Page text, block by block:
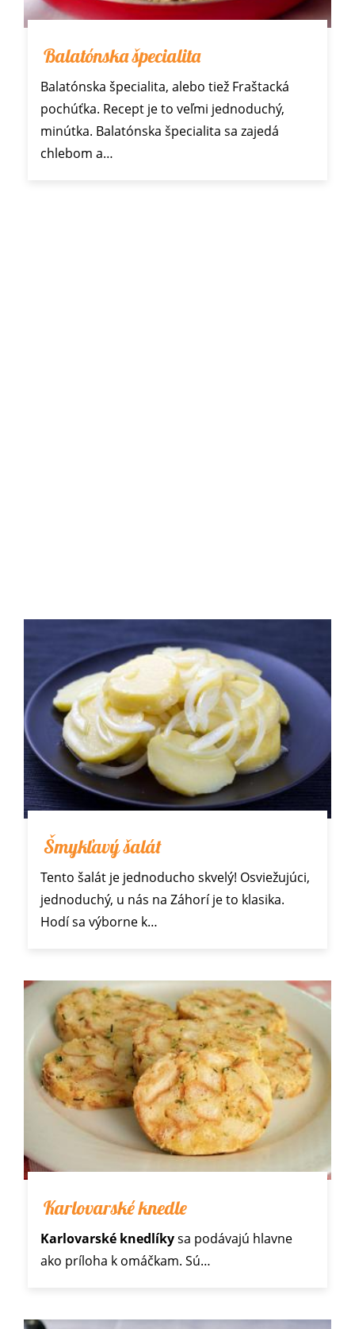
Balatónska špecialita
Balatónska špecialita, alebo tiež Fraštacká
pochúťka. Recept je to veľmi jednoduchý,
minútka. Balatónska špecialita sa zajedá
chlebom a…
Šmykľavý šalát
Tento šalát je jednoducho skvelý! Osviežujúci,
jednoduchý, u nás na Záhorí je to klasika.
Hodí sa výborne k…
Karlovarské knedle
Karlovarské knedlíkysa podávajú hlavne
ako príloha k omáčkam. Sú…